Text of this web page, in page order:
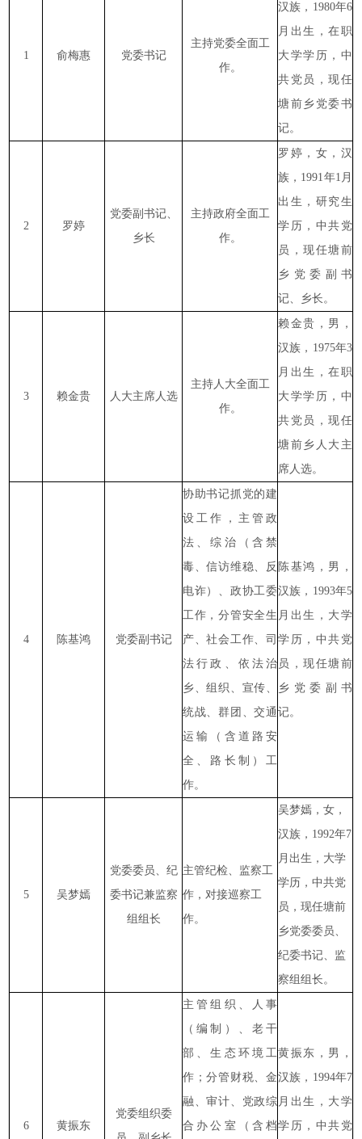
1 俞梅惠 党委书记
主持党委全面工
作。
汉族，1980年6
月出生，在职
大学学历，中
共党员，现任
塘前乡党委书
记。
2 罗婷
党委副书记、
乡长
主持政府全面工
作。
罗婷，女，汉
族，1991年1月
出生，研究生
学历，中共党
员，现任塘前
乡党委副书
记、乡长。
3 赖金贵 人大主席人选
主持人大全面工
作。
赖金贵，男，
汉族，1975年3
月出生，在职
大学学历，中
共党员，现任
塘前乡人大主
席人选。
4 陈基鸿 党委副书记
协助书记抓党的建
设工作，主管政
法、综治（含禁
毒、信访维稳、反
电诈）、政协工委
工作，分管安全生
产、社会工作、司
法行政、依法治
乡、组织、宣传、
统战、群团、交通
运输（含道路安
全、路长制）工
作。
陈基鸿，男，
汉族，1993年5
月出生，大学
学历，中共党
员，现任塘前
乡党委副书
记。
5 吴梦嫣
党委委员、纪
委书记兼监察
组组长
主管纪检、监察工
作，对接巡察工
作。
吴梦嫣，女，
汉族，1992年7
月出生，大学
学历，中共党
员，现任塘前
乡党委委员、
纪委书记、监
察组组长。
6 黄振东
党委组织委
主管组织、人事
（编制）、老干
部、生态环境工
作；分管财税、金
融、审计、党政综
合办公室（含档
黄振东，男，
汉族，1994年7
月出生，大学
学历，中共党